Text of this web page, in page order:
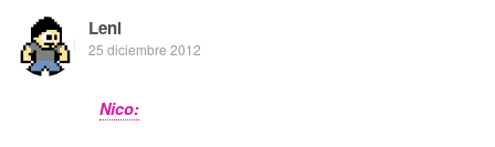
Leni
25 diciembre 2012
Nico: